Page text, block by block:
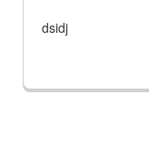
dsidj